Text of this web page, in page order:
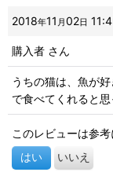
星の数:
並び順:
2018年11 月 02日
購入者 さん
うちの猫は、魚が
で食べてくれると
このレビューは参
はい いいえ